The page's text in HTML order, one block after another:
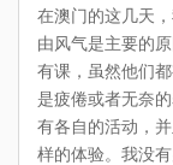
在澳门的这几天
由风气是主要的
有课，虽然他们
是疲倦或者无奈
有各自的活动，
样的体验。我没